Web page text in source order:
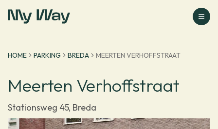
Ga naar homepage
HOME PARKING BREDA MEERTEN VERHOFFSTRAAT
Meerten Verhoffstraat
Stationsweg 45, Breda